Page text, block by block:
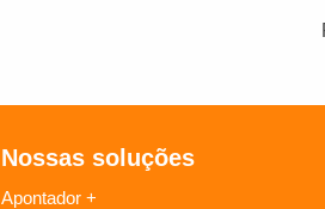
Nossas soluções
Apontador +